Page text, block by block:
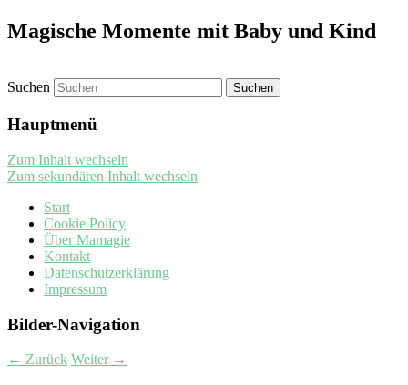
Magische Momente mit Baby und Kind
Suchen
Hauptmenü
Zum Inhalt wechseln
Zum sekundären Inhalt wechseln
Start
Cookie Policy
Über Mamagie
Kontakt
Datenschutzerklärung
Impressum
Bilder-Navigation
← Zurück Weiter →